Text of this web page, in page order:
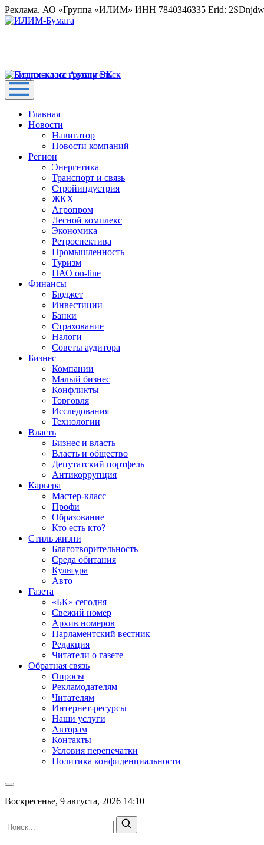
Реклама. АО «Группа «ИЛИМ» ИНН 7840346335 Erid:
Главная
Новости
Навигатор
Новости компаний
Регион
Энергетика
Транспорт и связь
Стройиндустрия
ЖКХ
Агропром
Лесной комплекс
Экономика
Ретроспектива
Промышленность
Туризм
НАО on-line
Финансы
Бюджет
Инвестиции
Банки
Страхование
Налоги
Советы аудитора
Бизнес
Компании
Малый бизнес
Конфликты
Торговля
Исследования
Технологии
Власть
Бизнес и власть
Власть и общество
Депутатский портфель
Антикоррупция
Карьера
Мастер-класс
Профи
Образование
Кто есть кто?
Стиль жизни
Благотворительность
Среда обитания
Культура
Авто
Газета
«БК» сегодня
Свежий номер
Архив номеров
Парламентский вестник
Редакция
Читатели о газете
Обратная связь
Опросы
Рекламодателям
Читателям
Интернет-ресурсы
Наши услуги
Авторам
Контакты
Условия перепечатки
Политика конфиденциальности
Воскресенье, 9 августа, 2026 14:10